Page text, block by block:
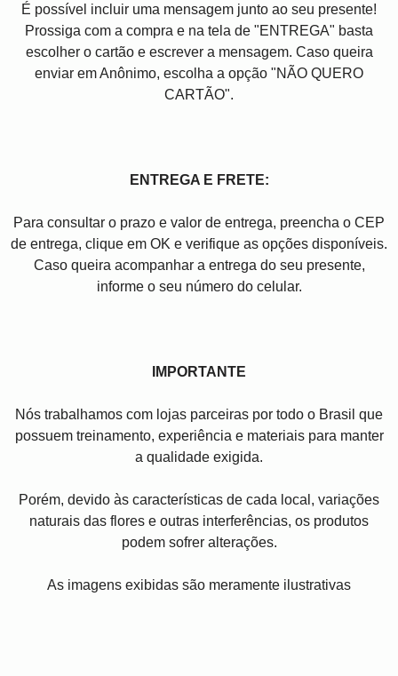
É possível incluir uma mensagem junto ao seu presente!
Prossiga com a compra e na tela de "ENTREGA" basta
escolher o cartão e escrever a mensagem. Caso queira
enviar em Anônimo, escolha a opção "NÃO QUERO
CARTÃO".
ENTREGA E FRETE:
Para consultar o prazo e valor de entrega, preencha o CEP
de entrega, clique em OK e verifique as opções disponíveis.
Caso queira acompanhar a entrega do seu presente,
informe o seu número do celular.
IMPORTANTE
Nós trabalhamos com lojas parceiras por todo o Brasil que
possuem treinamento, experiência e materiais para manter
a qualidade exigida.
Porém, devido às características de cada local, variações
naturais das flores e outras interferências, os produtos
podem sofrer alterações.
As imagens exibidas são meramente ilustrativas